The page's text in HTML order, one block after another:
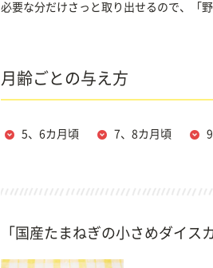
必要な分だけさっと取り出せるので、「
月齢ごとの与え方
5、6カ月頃 7、8カ月頃
「国産たまねぎの小さめダイス